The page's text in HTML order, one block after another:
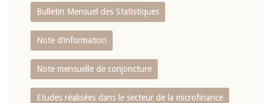
Bulletin Mensuel des Statistiques
Note d’information
Note mensuelle de conjoncture
Etudes réalisées dans le secteur de la microfinance